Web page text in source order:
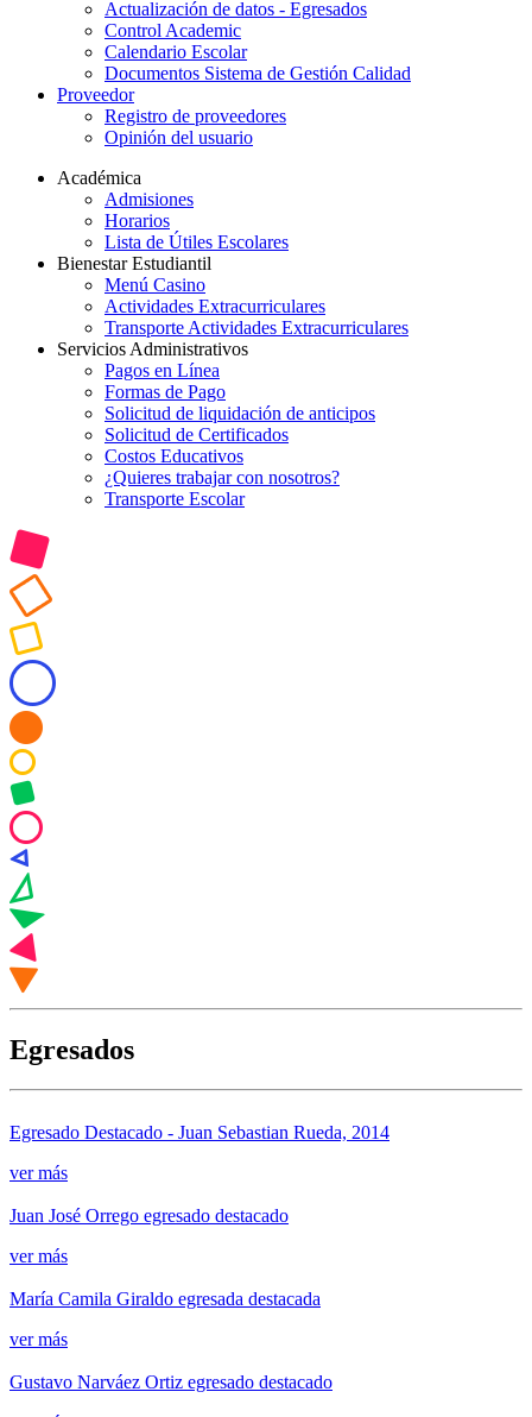
Actualización de datos - Egresados
Control Academic
Calendario Escolar
Documentos Sistema de Gestión Calidad
Proveedor
Registro de proveedores
Opinión del usuario
Académica
Admisiones
Horarios
Lista de Útiles Escolares
Bienestar Estudiantil
Menú Casino
Actividades Extracurriculares
Transporte Actividades Extracurriculares
Servicios Administrativos
Pagos en Línea
Formas de Pago
Solicitud de liquidación de anticipos
Solicitud de Certificados
Costos Educativos
¿Quieres trabajar con nosotros?
Transporte Escolar
Egresados
Egresado Destacado - Juan Sebastian Rueda, 2014
ver más
Juan José Orrego egresado destacado
ver más
María Camila Giraldo egresada destacada
ver más
Gustavo Narváez Ortiz egresado destacado